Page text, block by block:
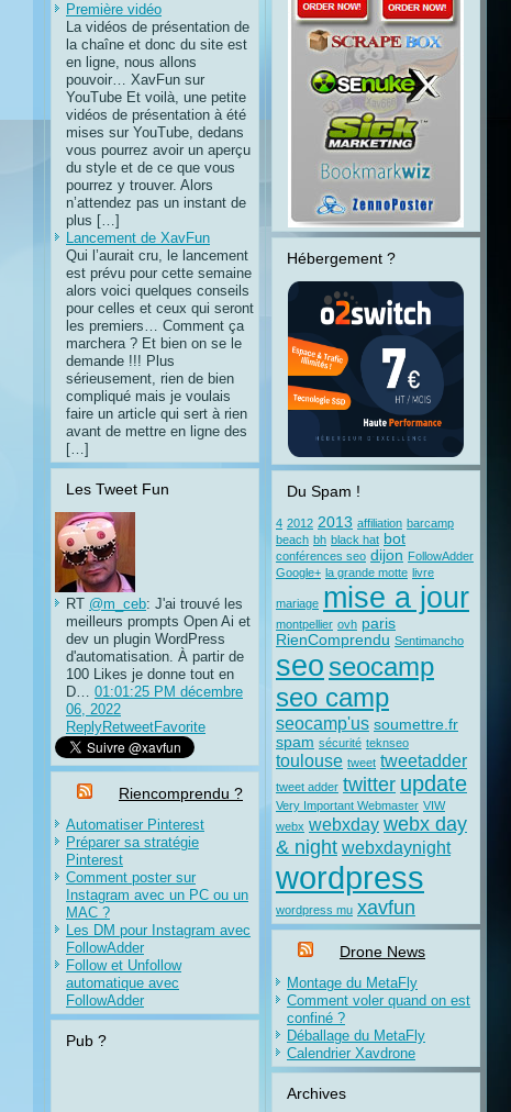
Première vidéo
La vidéos de présentation de
la chaîne et donc du site est
en ligne, nous allons
pouvoir… XavFun sur
YouTube Et voilà, une petite
vidéos de présentation à été
mises sur YouTube, dedans
vous pourrez avoir un aperçu
du style et de ce que vous
pourrez y trouver. Alors
n’attendez pas un instant de
plus […]
Lancement de XavFun
Qui l’aurait cru, le lancement
est prévu pour cette semaine
alors voici quelques conseils
pour celles et ceux qui seront
les premiers… Comment ça
marchera ? Et bien on se le
demande !!! Plus
sérieusement, rien de bien
compliqué mais je voulais
faire un article qui sert à rien
avant de mettre en ligne des
[…]
Les Tweet Fun
RT @m_ceb: J'ai trouvé les
meilleurs prompts Open Ai et
dev un plugin WordPress
d'automatisation. À partir de
100 Likes je donne tout en
D… 01:01:25 PM décembre
06, 2022
ReplyRetweetFavorite
Riencomprendu ?
Automatiser Pinterest
Préparer sa stratégie
Pinterest
Comment poster sur
Instagram avec un PC ou un
MAC ?
Les DM pour Instagram avec
FollowAdder
Follow et Unfollow
automatique avec
FollowAdder
Pub ?
Hébergement ?
Du Spam !
4 2012 2013 affiliation barcamp
beach bh black hat bot
conférences seo dijon FollowAdder
Google+ la grande motte livre
mariage mise a jour
montpellier ovh paris
RienComprendu Sentimancho
seo seocamp
seo camp
seocamp'us soumettre.fr
spam sécurité teknseo
toulouse tweet tweetadder
tweet adder twitter update
Very Important Webmaster VIW
webx webxday webx day
& night webxdaynight
wordpress
wordpress mu xavfun
Drone News
Montage du MetaFly
Comment voler quand on est
confiné ?
Déballage du MetaFly
Calendrier Xavdrone
Archives